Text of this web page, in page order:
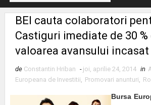
BEI cauta colaboratori
Castiguri imediate de 30 %
valoarea avansului incasat
de Constantin Hriban - joi, aprilie 24, 2014 in
Europeana de Investitii, Promovari anunturi,
Bursa